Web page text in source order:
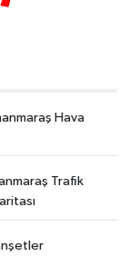
Hava
Trafik